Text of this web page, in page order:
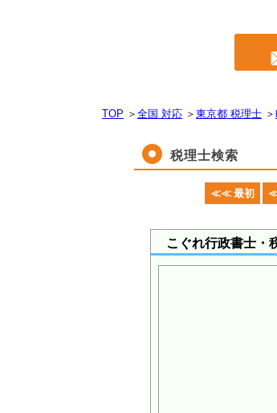
TOP ＞ 全国 対応 ＞ 東京都 税理士 ＞
税理士検索
≪≪ 最初
こぐれ行政書士・